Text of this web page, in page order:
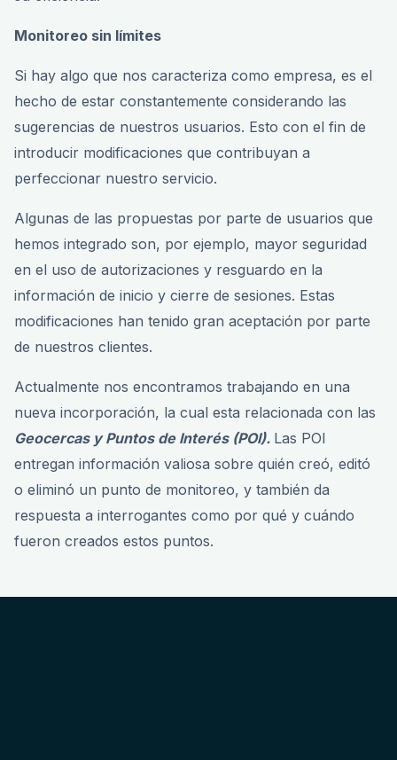
Monitoreo sin límites
Si hay algo que nos caracteriza como empresa, es el
hecho de estar constantemente considerando las
sugerencias de nuestros usuarios. Esto con el fin de
introducir modificaciones que contribuyan a
perfeccionar nuestro servicio.
Algunas de las propuestas por parte de usuarios que
hemos integrado son, por ejemplo, mayor seguridad
en el uso de autorizaciones y resguardo en la
información de inicio y cierre de sesiones. Estas
modificaciones han tenido gran aceptación por parte
de nuestros clientes.
Actualmente nos encontramos trabajando en una
nueva incorporación, la cual esta relacionada con las
Geocercas y Puntos de Interés (POI). Las POI
entregan información valiosa sobre quién creó, editó
o eliminó un punto de monitoreo, y también da
respuesta a interrogantes como por qué y cuándo
fueron creados estos puntos.